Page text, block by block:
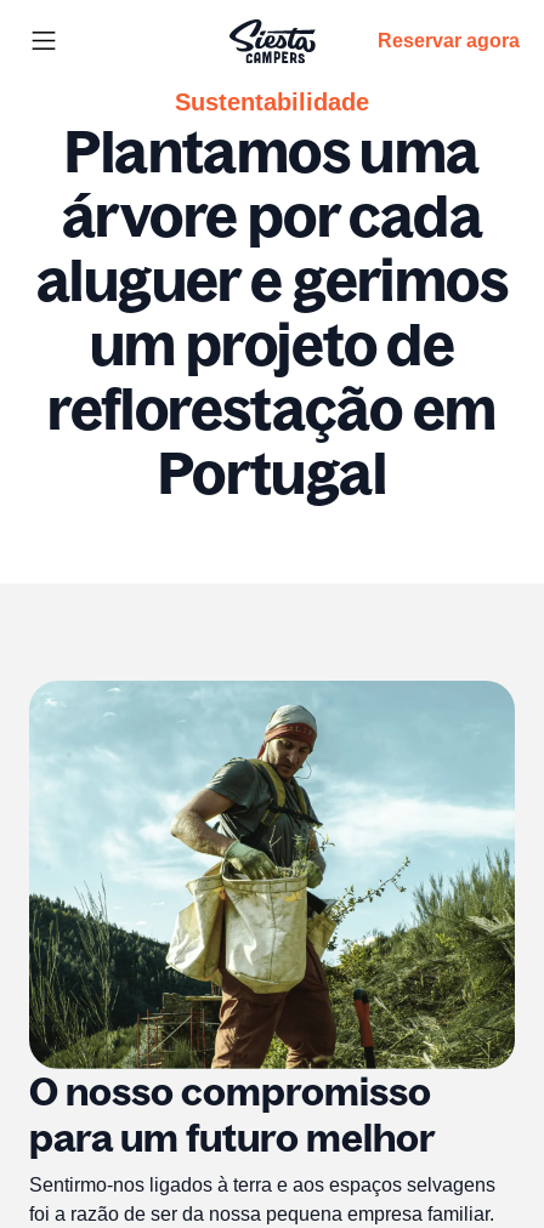
Reservar agora
Sustentabilidade
Plantamos uma
árvore por cada
aluguer e gerimos
um projeto de
reflorestação em
Portugal
O nosso compromisso
para um futuro melhor
Sentirmo-nos ligados à terra e aos espaços selvagens
foi a razão de ser da nossa pequena empresa familiar.